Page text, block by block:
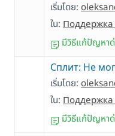
เริ่มโดย:
ใน: Поддержка
มีวิธีแก้ปัญหา
Сплит: Не
เริ่มโดย:
ใน: Поддержка
มีวิธีแก้ปัญหา